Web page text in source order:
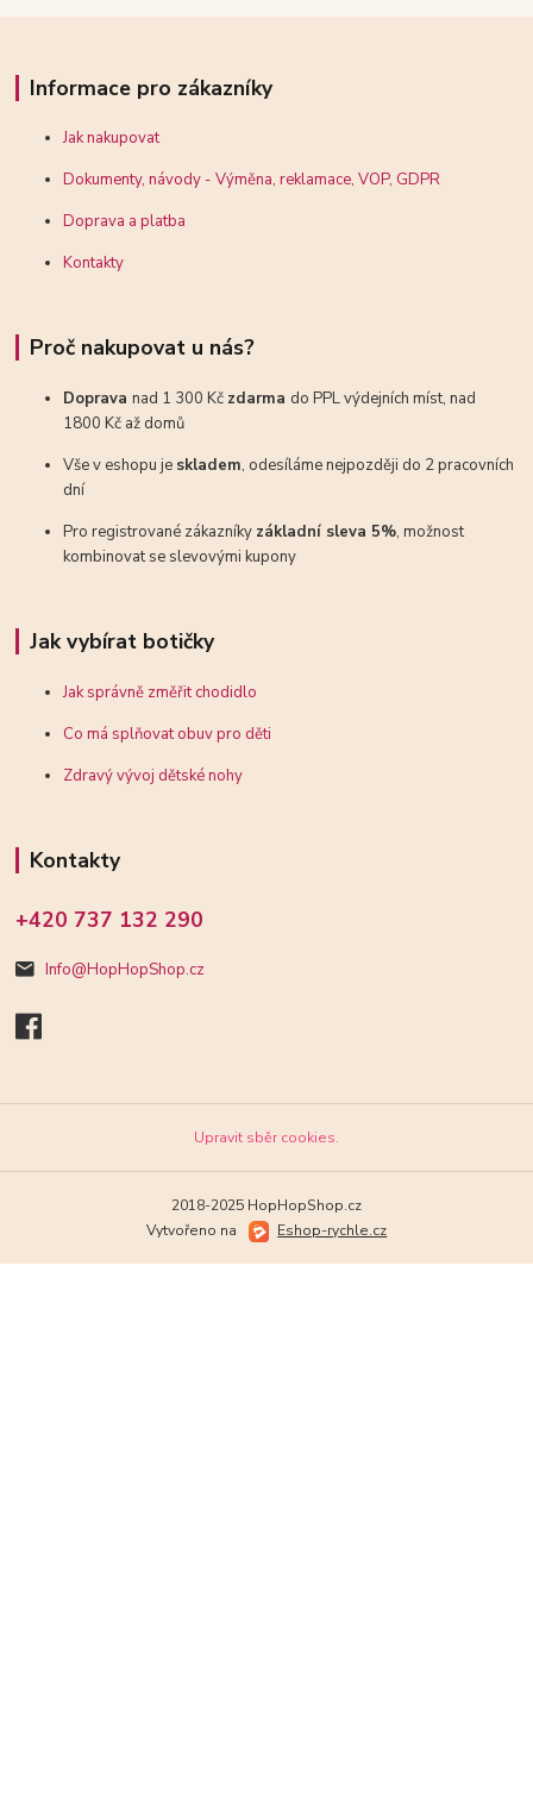
Informace pro zákazníky
Jak nakupovat
Dokumenty, návody - Výměna, reklamace, VOP, GDPR
Doprava a platba
Kontakty
Proč nakupovat u nás?
Dopravanad 1 300 Kč zdarma do PPL výdejních míst, nad
1800 Kč až domů
Vše v eshopu je skladem, odesíláme nejpozději do 2 pracovních
dní
Pro registrované zákazníky základní sleva 5%, možnost
kombinovat se slevovými kupony
Jak vybírat botičky
Jak správně změřit chodidlo
Co má splňovat obuv pro děti
Zdravý vývoj dětské nohy
Kontakty
+420 737 132 290
Info@HopHopShop.cz
Upravit sběr cookies.
2018-2025 HopHopShop.cz
Vytvořeno na
Eshop-rychle.cz